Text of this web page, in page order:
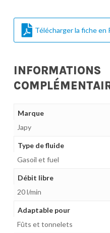
Télécharger la fiche en
INFORMATIONS
Marque
Japy
Type de fluide
Gasoil et fuel
Débit libre
20 l/min
Adaptable pour
Fûts et tonnelets